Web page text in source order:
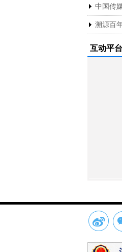
中国传
溯源百
互动平台